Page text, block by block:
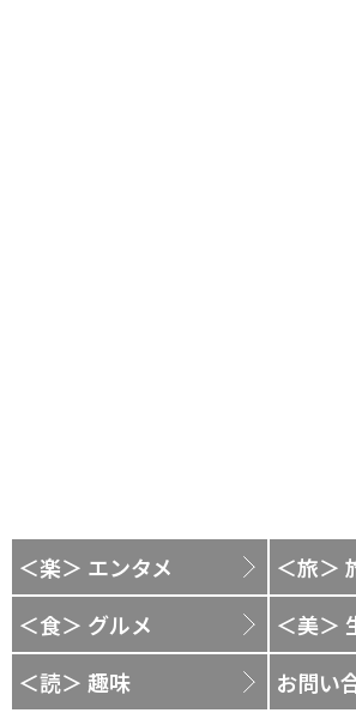
＜楽＞ エンタメ
＜旅＞
＜食＞ グルメ
＜美＞
＜読＞ 趣味
お問い